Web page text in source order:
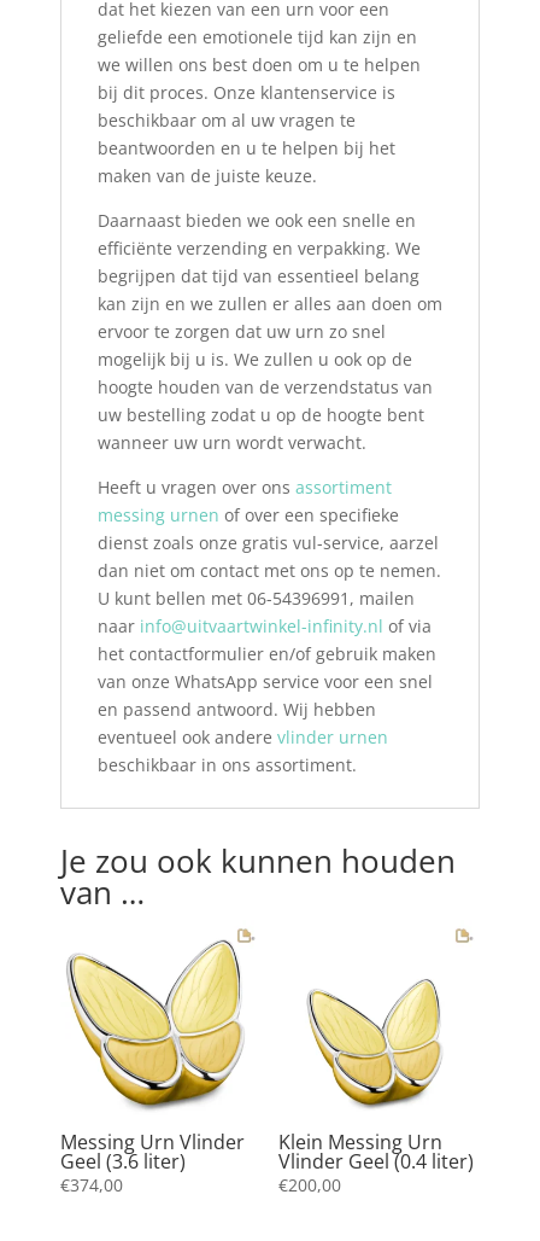
dat het kiezen van een urn voor een
geliefde een emotionele tijd kan zijn en
we willen ons best doen om u te helpen
bij dit proces. Onze klantenservice is
beschikbaar om al uw vragen te
beantwoorden en u te helpen bij het
maken van de juiste keuze.
Daarnaast bieden we ook een snelle en
efficiënte verzending en verpakking. We
begrijpen dat tijd van essentieel belang
kan zijn en we zullen er alles aan doen om
ervoor te zorgen dat uw urn zo snel
mogelijk bij u is. We zullen u ook op de
hoogte houden van de verzendstatus van
uw bestelling zodat u op de hoogte bent
wanneer uw urn wordt verwacht.
Heeft u vragen over ons assortiment
messing urnen of over een specifieke
dienst zoals onze gratis vul-service, aarzel
dan niet om contact met ons op te nemen.
U kunt bellen met 06-54396991, mailen
naar info@uitvaartwinkel-infinity.nl of via
het contactformulier en/of gebruik maken
van onze WhatsApp service voor een snel
en passend antwoord. Wij hebben
eventueel ook andere vlinder urnen
beschikbaar in ons assortiment.
Je zou ook kunnen houden
van …
Messing Urn Vlinder
Geel (3.6 liter)
€374,00
Klein Messing Urn
Vlinder Geel (0.4 liter)
€200,00